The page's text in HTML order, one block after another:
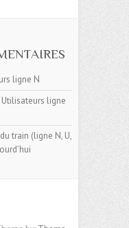
ligne N
ligne
train (ligne N, U,